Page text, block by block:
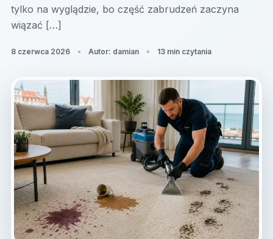
tylko na wyglądzie, bo część zabrudzeń zaczyna
wiązać […]
8 czerwca 2026 Autor: damian 13 min czytania